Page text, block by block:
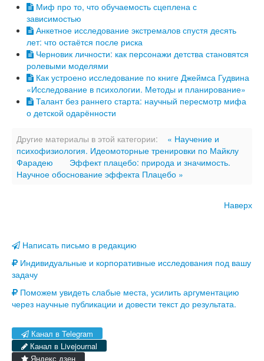
Миф про то, что обучаемость сцеплена с
зависимостью
Анкетное исследование экстремалов спустя десять
лет: что остаётся после риска
Черновик личности: как персонажи детства становятся
ролевыми моделями
Как устроено исследование по книге Джеймса Гудвина
«Исследование в психологии. Методы и планирование»
Талант без раннего старта: научный пересмотр мифа
о детской одарённости
Другие материалы в этой категории:
« Научение и
психофизиология. Идеомоторные тренировки по Майклу
Фарадею
Эффект плацебо: природа и значимость.
Научное обоснование эффекта Плацебо »
Наверх
Написать письмо в редакцию
Индивидуальные и корпоративные исследования под вашу
задачу
Поможем увидеть слабые места, усилить аргументацию
через научные публикации и довести текст до результата.
Канал в Telegram
Канал в Livejournal
Яндекс дзен